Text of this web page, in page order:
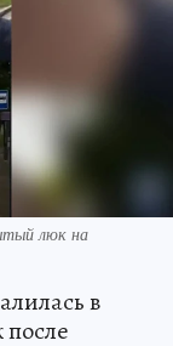
люк на
в